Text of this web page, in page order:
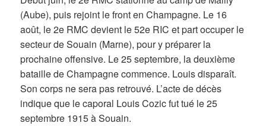
(Aube), puis rejoint le front en Champagne. Le 16
août, le 2e RMC devient le 52e RIC et part occuper le
secteur de Souain (Marne), pour y préparer la
prochaine offensive. Le 25 septembre, la deuxième
bataille de Champagne commence. Louis disparaît.
Son corps ne sera pas retrouvé. L’acte de décès
indique que le caporal Louis Cozic fut tué le 25
septembre 1915 à Souain.